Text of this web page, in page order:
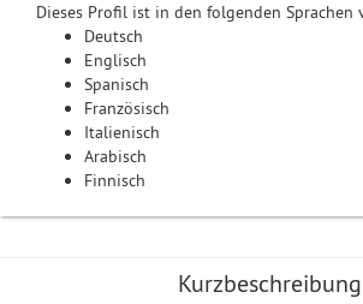
Kurzbeschreibung
Dieses Profil ist in den folgenden Sprachen
Deutsch
Englisch
Spanisch
Französisch
Italienisch
Arabisch
Finnisch